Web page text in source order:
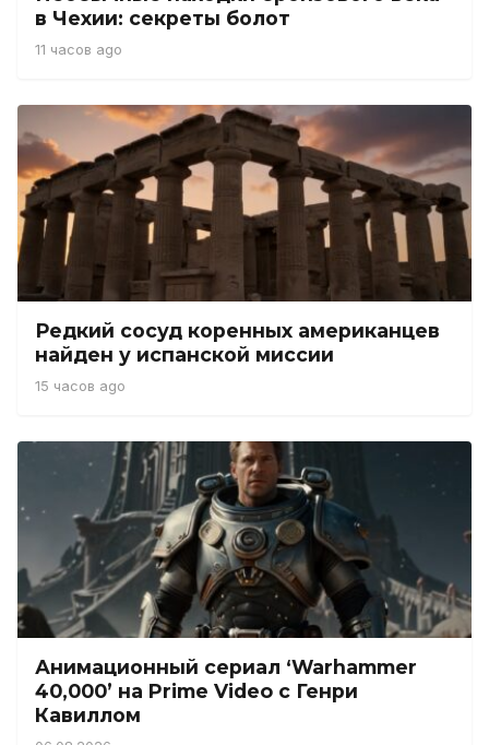
в Чехии: секреты болот
11 часов ago
Редкий сосуд коренных американцев
найден у испанской миссии
15 часов ago
Анимационный сериал ‘Warhammer
40,000’ на Prime Video с Генри
Кавиллом